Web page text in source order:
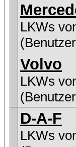
LKWs
Volvo
LKWs
D-A-F
LKWs